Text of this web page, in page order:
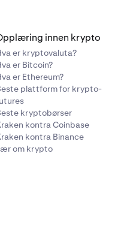
innen krypto
er kryptovaluta?
er Bitcoin?
er Ethereum?
plattform for krypto-
kryptobørser
kontra Coinbase
kontra Binance
om krypto